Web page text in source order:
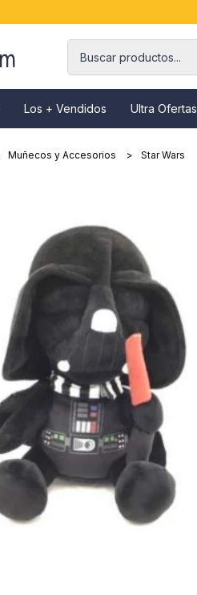
Los + Vendidos Ultra Ofertas
Muñecos y Accesorios Star Wars